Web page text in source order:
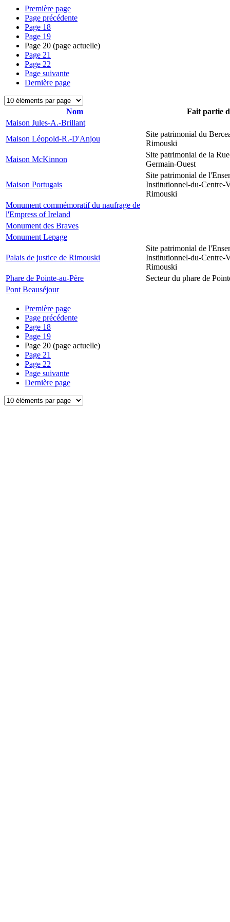
Première page
Page précédente
Page 18
Page 19
Page 20 (page actuelle)
Page 21
Page 22
Page suivante
Dernière page
Nom
Fait partie
Maison Jules-A.-Brillant
Maison Léopold-R.-D'Anjou
Site patrimonial du
Rimouski
Maison McKinnon
Site patrimonial de la
Germain-Ouest
Maison Portugais
Site patrimonial de
Institutionnel-du-Centre-
Rimouski
Monument commémoratif du naufrage de
l'Empress of Ireland
Monument des Braves
Monument Lepage
Palais de justice de Rimouski
Site patrimonial de
Institutionnel-du-Centre-
Rimouski
Phare de Pointe-au-Père
Secteur du phare de
Pont Beauséjour
Première page
Page précédente
Page 18
Page 19
Page 20 (page actuelle)
Page 21
Page 22
Page suivante
Dernière page